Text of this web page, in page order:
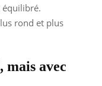
équilibré.
rond et plus
mais avec